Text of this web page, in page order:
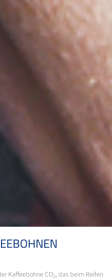
Kaffeebohne CO2, das beim Reifen